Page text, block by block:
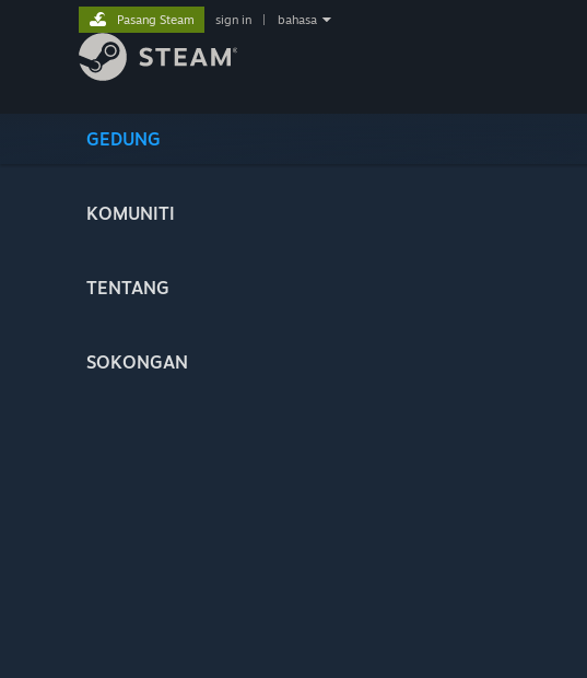
GEDUNG
KOMUNITI
TENTANG
SOKONGAN
Pasang Steam sign in bahasa